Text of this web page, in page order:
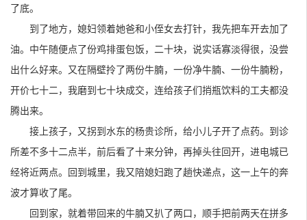
了底。
到了地方，媳妇领着她爸和小侄女去打针，我先把车开去加了
油。中午随便点了份鸡排蛋包饭，二十块，说实话寡淡得很，没尝
出什么好来。又在隔壁拎了两份牛腩，一份净牛腩、一份牛腩粉，
开价七十二，我磨到七十块成交，连给孩子们捎瓶饮料的工夫都没
腾出来。
接上孩子，又拐到水东的杨贵诊所，给小儿子开了点药。到诊
所差不多十二点半，前后看了十来分钟，再掉头往回开，进电城已
经将近两点。回到城里，我又陪媳妇跑了趟快递点，这一上午的奔
波才算收了尾。
回到家，就着带回来的牛腩又扒了两口，顺手把前两天在拼多